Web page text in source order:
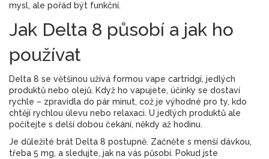
mysl, ale pořád být funkční.
Jak Delta 8 působí a jak ho
používat
Delta 8 se většinou užívá formou vape cartridgí, jedlých
produktů nebo olejů. Když ho vapujete, účinky se dostaví
rychle – zpravidla do pár minut, což je výhodné pro ty, kdo
chtějí rychlou úlevu nebo relaxaci. U jedlých produktů ale
počítejte s delší dobou čekání, někdy až hodinu.
Je důležité brát Delta 8 postupně. Začněte s menší dávkou,
třeba 5 mg, a sledujte, jak na vás působí. Pokud jste